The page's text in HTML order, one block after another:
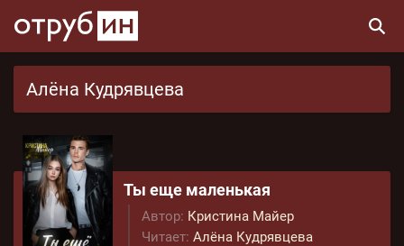
Алёна Кудрявцева
Ты еще маленькая
Автор: Кристина Майер
Читает: Алёна Кудрявцева